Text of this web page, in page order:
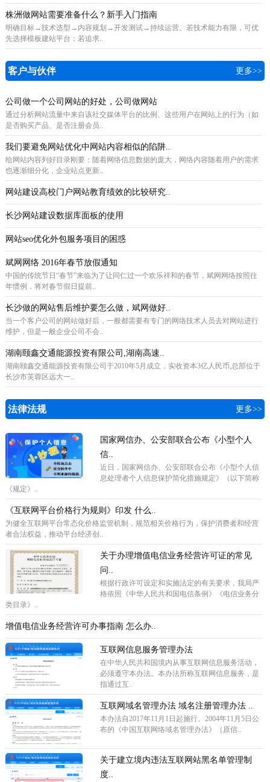
株洲做网站需要准备什么？新手入门指南
明确目标→技术选型→内容规划→开发测试→持续运营。若技术能力有限，可优
先选择模板建站平台；若追求..
客户与伙伴 更多>>
公司做一个公司网站的好处，公司做网站
通过分析网站流量中来自该社交媒体平台的比例、这些用户在网站上的行为（如
是否购买产品、是否注册会员..
我们要避免网站优化中网站内容相似的陷阱..
给网站内容列好目录刚要：随着网络信息数据的庞大，网络内容随着用户的需求
也逐渐细分化，企业站点更新..
网站建设高校门户网站教育绩效的比较研究..
长沙网站建设数据库面板的使用
网站seo优化外包服务项目的困惑
斌网网络 2016年春节放假通知
中国的传统节日“春节”来临为了让同仁过一个欢乐祥和的春节，斌网网络按照往
年惯例，将对春节假日提前..
长沙做的网站售后维护要怎么做，斌网做好..
当一个客户公司的网站做好后，一般都需要有专门的网络技术人员去对网站进行
维护，但是一般企业公司不会..
湖南颐鑫交通能源投资有限公司,湖南高速..
湖南颐鑫交通能源投资有限公司于2010年5月成立，实收资本3亿人民币,总部位于
长沙市芙蓉区远大一..
法律法规 更多>>
国家网信办、公安部联合公布《小型个人
信..
近日，国家网信办、公安部联合公布《小型个人信
息处理者个人信息保护简化措施规定》（以下简称
《规定》..
《互联网平台价格行为规则》印发 什么..
为健全互联网平台常态化价格监管机制，规范相关价格行为，保护消费者和经营
者合法权益，推动平台经济创..
关于办理增值电信业务经营许可证的常见
问..
根据行政许可设定和实施法定的有关要求，我局严
格依照《中华人民共和国电信条例》《电信业务分
类目录》..
增值电信业务经营许可办事指南 怎么办..
互联网信息服务管理办法
在中华人民共和国境内从事互联网信息服务活动，
必须遵守本办法。本办法所称互联网信息服务，是
指通过互..
互联网域名管理办法 域名注册管理办法 ..
本办法自2017年11月1日起施行。2004年11月5日公
布的《中国互联网络域名管理办法》（原信..
关于建立境内违法互联网站黑名单管理制
度..